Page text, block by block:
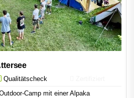
Qualitätscheck
Camp mit einer Alpaka